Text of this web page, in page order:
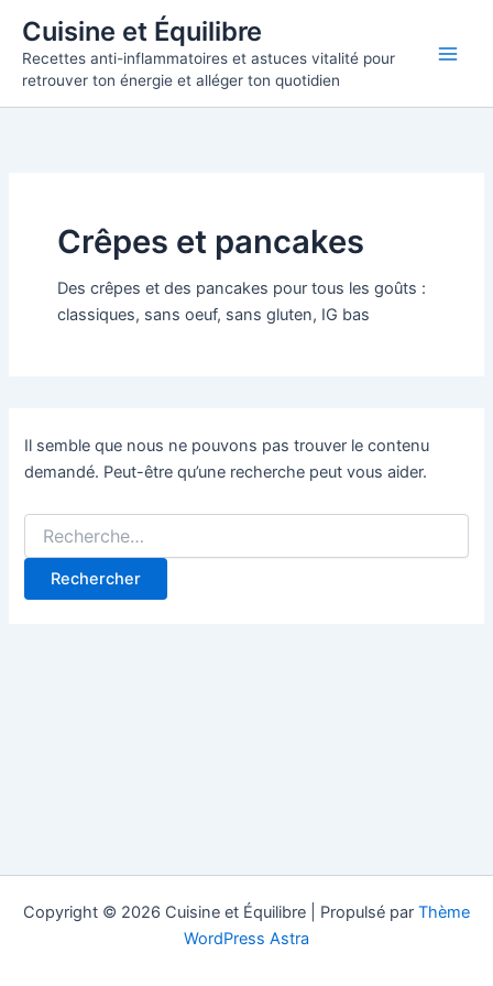
contenu
Cuisine et Équilibre
Recettes anti-inflammatoires et astuces vitalité pour
retrouver ton énergie et alléger ton quotidien
Crêpes et pancakes
Des crêpes et des pancakes pour tous les goûts :
classiques, sans oeuf, sans gluten, IG bas
Il semble que nous ne pouvons pas trouver le contenu
demandé. Peut-être qu’une recherche peut vous aider.
Copyright © 2026 Cuisine et Équilibre | Propulsé par Thème
WordPress Astra